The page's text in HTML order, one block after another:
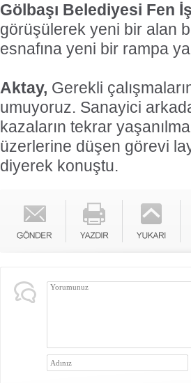
Gölbaşı Belediyesi Fen
görüşülerek yeni bir alan
esnafına yeni bir rampa
Aktay, Gerekli
umuyoruz. Sanayici
kazaların tekrar
üzerlerine düşen görevi
diyerek konuştu.